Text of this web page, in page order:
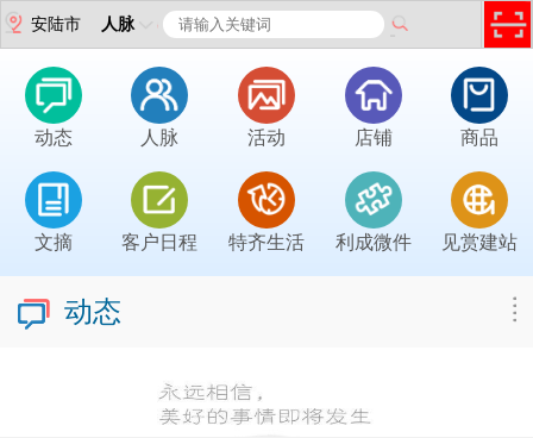
安陆市 人脉
动态 人脉 活动 店铺 商品
文摘 客户日程 特齐生活 利成微件 见赏建站
动态